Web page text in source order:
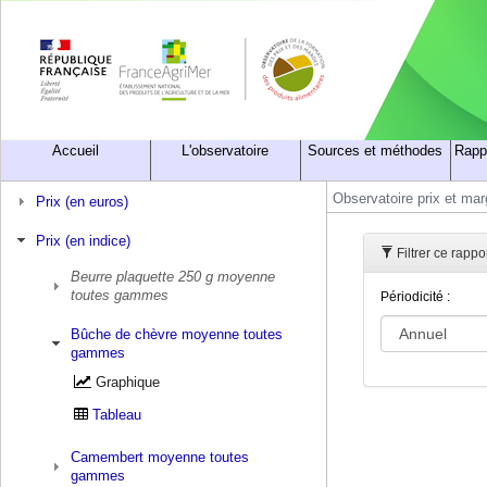
Accueil L'observatoire Sources et méthodes
Prix (en euros)
Prix (en indice)
Beurre plaquette 250 g moyenne
toutes gammes
Bûche de chèvre moyenne toutes
gammes
Graphique
Tableau
Camembert moyenne toutes
gammes
Observatoire prix et
Filtrer ce
Périodicité :